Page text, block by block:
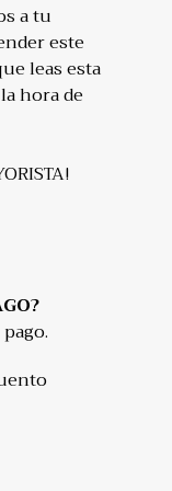
a tu
este
leas esta
hora de